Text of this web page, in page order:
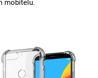
mobitelu.